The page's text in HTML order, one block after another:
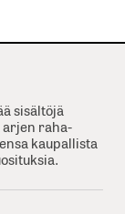
sisältöjä
raha-
kaupallista